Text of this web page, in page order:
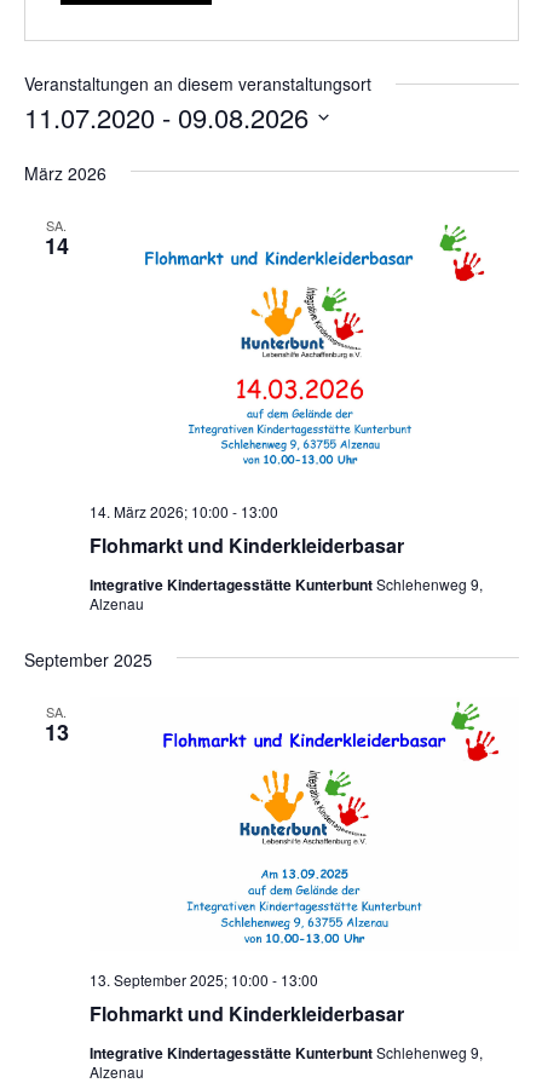
Veranstaltungen an diesem veranstaltungsort
11.07.2020 - 09.08.2026
wählen.
März 2026
SA.
14
Flohmarkt und Kinderkleiderbasar
14. März 2026; 10:00 - 13:00
Integrative Kindertagesstätte KunterbuntSchlehenweg 9,
Alzenau
September 2025
SA.
13
Flohmarkt und Kinderkleiderbasar
13. September 2025; 10:00 - 13:00
Integrative Kindertagesstätte KunterbuntSchlehenweg 9,
Alzenau